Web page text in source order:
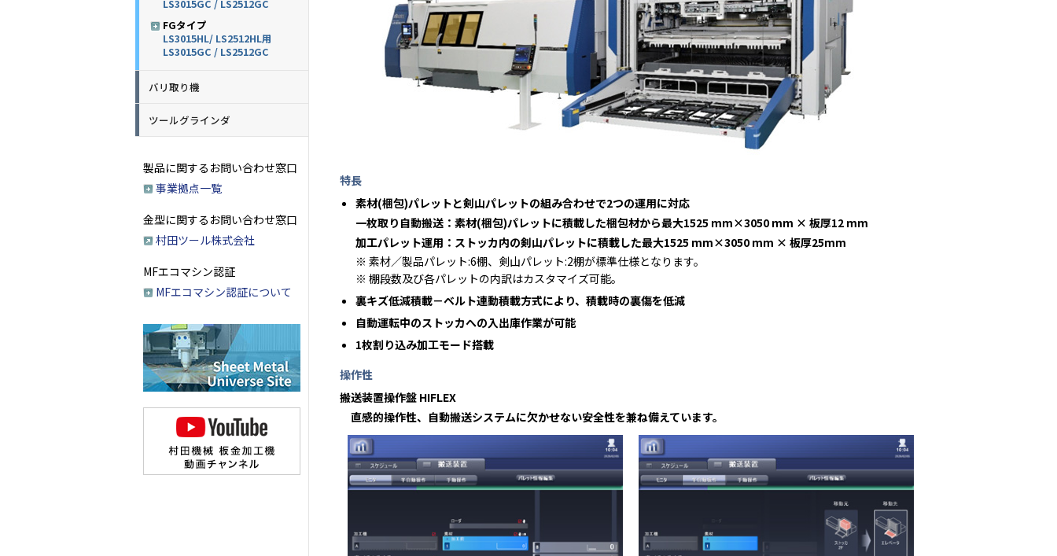
LS3015GC / LS2512GC
FGタイプ
LS3015HL/ LS2512HL用
LS3015GC / LS2512GC
バリ取り機
ツールグラインダ
製品に関するお問い合わせ窓口
事業拠点一覧
金型に関するお問い合わせ窓口
村田ツール株式会社
MFエコマシン認証
MFエコマシン認証について
特長
素材(梱包)パレットと剣山パレットの組み合わせで2つの運用に対応
一枚取り自動搬送：素材(梱包)パレットに積載した梱包材から最大1525 mm×3050 mm × 板厚12 mm
加工パレット運用：ストッカ内の剣山パレットに積載した最大1525 mm×3050 mm × 板厚25mm
※ 素材／製品パレット:6棚、剣山パレット:2棚が標準仕様となります。
※ 棚段数及び各パレットの内訳はカスタマイズ可能。
裏キズ低減積載－ベルト連動積載方式により、積載時の裏傷を低減
自動運転中のストッカへの入出庫作業が可能
1枚割り込み加工モード搭載
操作性
搬送装置操作盤 HIFLEX
直感的操作性、自動搬送システムに欠かせない安全性を兼ね備えています。